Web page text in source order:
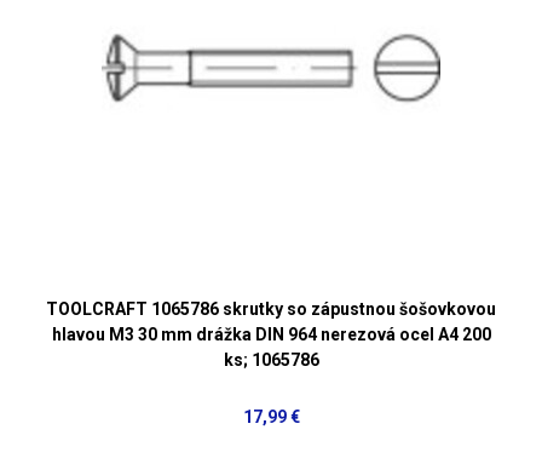
TOOLCRAFT 1065786 skrutky so zápustnou šošovkovou
hlavou M3 30 mm drážka DIN 964 nerezová ocel A4 200
ks; 1065786
17,99 €